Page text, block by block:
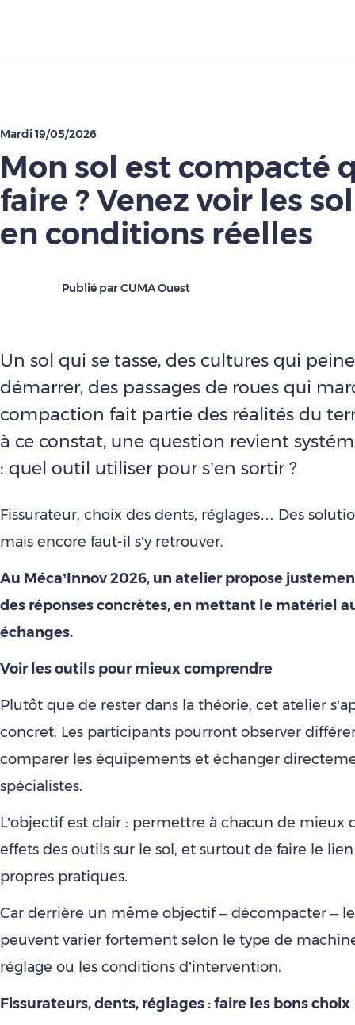
Mardi 19/05/2026
Mon sol est compacté
faire ? Venez voir les
en conditions réelles
Publié par CUMA Ouest
Un sol qui se tasse, des cultures qui
démarrer, des passages de roues qui
compaction fait partie des réalités du
à ce constat, une question revient
: quel outil utiliser pour s’en sortir ?
Fissurateur, choix des dents, réglages… Des
mais encore faut-il s’y retrouver.
Au Méca’Innov 2026, un atelier propose
des réponses concrètes, en mettant le matériel
échanges.
Voir les outils pour mieux comprendre
Plutôt que de rester dans la théorie, cet atelier
concret. Les participants pourront observer
comparer les équipements et échanger
spécialistes.
L’objectif est clair : permettre à chacun de mieux
effets des outils sur le sol, et surtout de faire le lien
propres pratiques.
Car derrière un même objectif – décompacter –
peuvent varier fortement selon le type de
réglage ou les conditions d’intervention.
Fissurateurs, dents, réglages : faire les bons choix